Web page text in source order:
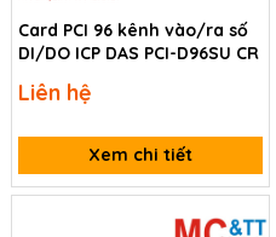
Card PCI 96 kênh vào/ra số
DI/DO ICP DAS PCI-D96SU CR
Liên hệ
Xem chi tiết